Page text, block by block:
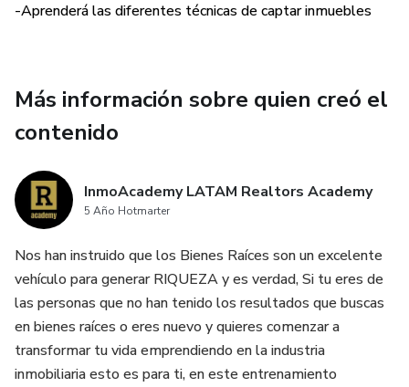
-Beneficios y ventajas plan marketing digital
Y muchisimo más.
-Aprenderá las diferentes técnicas de captar inmuebles
Más información sobre quien creó el
contenido
InmoAcademy LATAM Realtors Academy
5 Año Hotmarter
Nos han instruido que los Bienes Raíces son un excelente
vehículo para generar RIQUEZA y es verdad, Si tu eres de
las personas que no han tenido los resultados que buscas
en bienes raíces o eres nuevo y quieres comenzar a
transformar tu vida emprendiendo en la industria
inmobiliaria esto es para ti, en este entrenamiento